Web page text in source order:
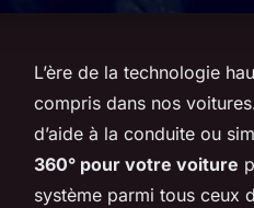
L’ère de la technologie
compris dans nos
d’aide à la conduite ou
360° pour votre voiture
système parmi tous ceux